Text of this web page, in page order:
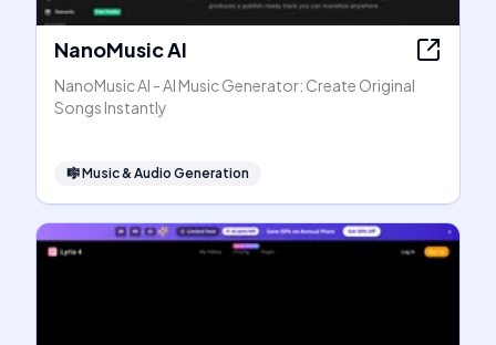
NanoMusic AI
NanoMusic AI - AI Music Generator: Create Original
Songs Instantly
🎼Music & Audio Generation